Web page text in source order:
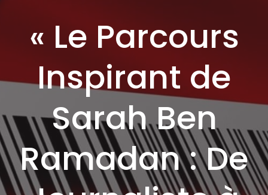
« Le Parcours
Inspirant de
Sarah Ben
Ramadan : De